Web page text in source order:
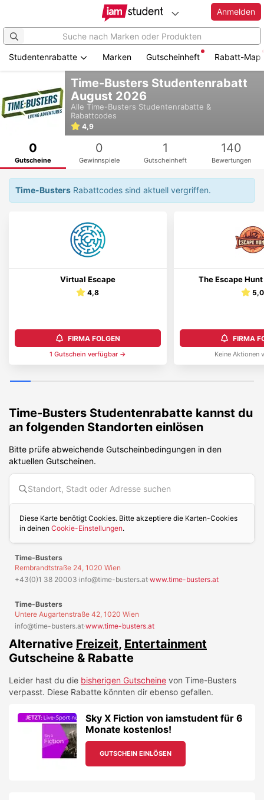
springen
Anmelden
Studentenrabatte Marken Gutscheinheft Rabatt-Map
Time-Busters Studentenrabatt
August 2026
Alle Time-Busters Studentenrabatte &
Rabattcodes
4,9
0
Gutscheine
0
Gewinnspiele
1
Gutscheinheft
140
Bewertungen
Time-Busters Rabattcodes sind aktuell vergriffen.
Virtual Escape
4,8
FIRMA FOLGEN
1 Gutschein verfügbar →
The Escape
5,0
FIRMA
Keine Aktionen
Time-Busters Studentenrabatte kannst du
an folgenden Standorten einlösen
Bitte prüfe abweichende Gutscheinbedingungen in den
aktuellen Gutscheinen.
Diese Karte benötigt Cookies. Bitte akzeptiere die Karten-Cookies
in deinen Cookie-Einstellungen.
Time-Busters
Rembrandtstraße 24, 1020 Wien
+43(0)1 38 20003·info@time-busters.at·www.time-busters.at
Time-Busters
Untere Augartenstraße 42, 1020 Wien
info@time-busters.at·www.time-busters.at
Alternative Freizeit, Entertainment
Gutscheine & Rabatte
Leider hast du die bisherigen Gutscheine von Time-Busters
verpasst. Diese Rabatte könnten dir ebenso gefallen.
Sky X Fiction von iamstudent für 6
Monate kostenlos!
GUTSCHEIN EINLÖSEN